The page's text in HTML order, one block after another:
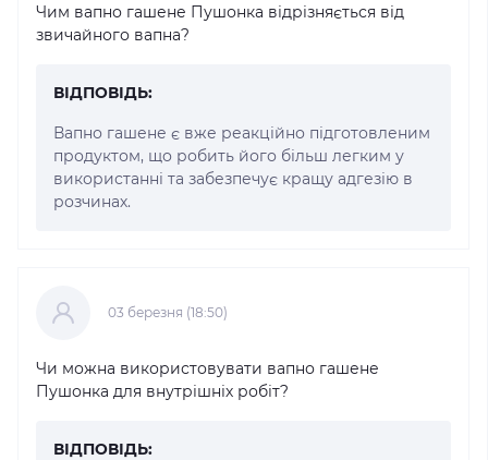
Чим вапно гашене Пушонка відрізняється від
звичайного вапна?
ВІДПОВІДЬ:
Вапно гашене є вже реакційно підготовленим
продуктом, що робить його більш легким у
використанні та забезпечує кращу адгезію в
розчинах.
03 березня (18:50)
Чи можна використовувати вапно гашене
Пушонка для внутрішніх робіт?
ВІДПОВІДЬ: